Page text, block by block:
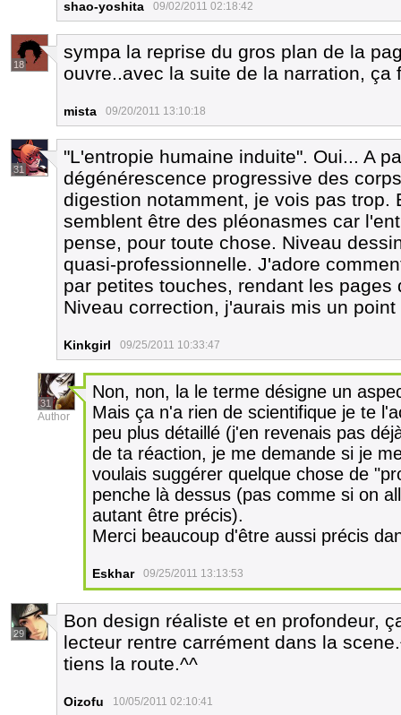
shao-yoshita 09/02/2011 02:18:42
18
sympa la reprise du gros plan de la
ouvre..avec la suite de la narration, ça
mista 09/20/2011 13:10:18
31
"L'entropie humaine induite". Oui... A
dégénérescence progressive des
digestion notamment, je vois pas trop.
semblent être des pléonasmes car
pense, pour toute chose. Niveau
quasi-professionnelle. J'adore
par petites touches, rendant les
Niveau correction, j'aurais mis un
Kinkgirl 09/25/2011 10:33:47
31
Author
Non, non, la le terme désigne un
Mais ça n'a rien de scientifique je te
peu plus détaillé (j'en revenais pas
de ta réaction, je me demande si je
voulais suggérer quelque chose de
penche là dessus (pas comme si on
autant être précis).
Merci beaucoup d'être aussi précis
Eskhar 09/25/2011 13:13:53
29
Bon design réaliste et en profondeur,
lecteur rentre carrément dans la
tiens la route.^^
Oizofu 10/05/2011 02:10:41